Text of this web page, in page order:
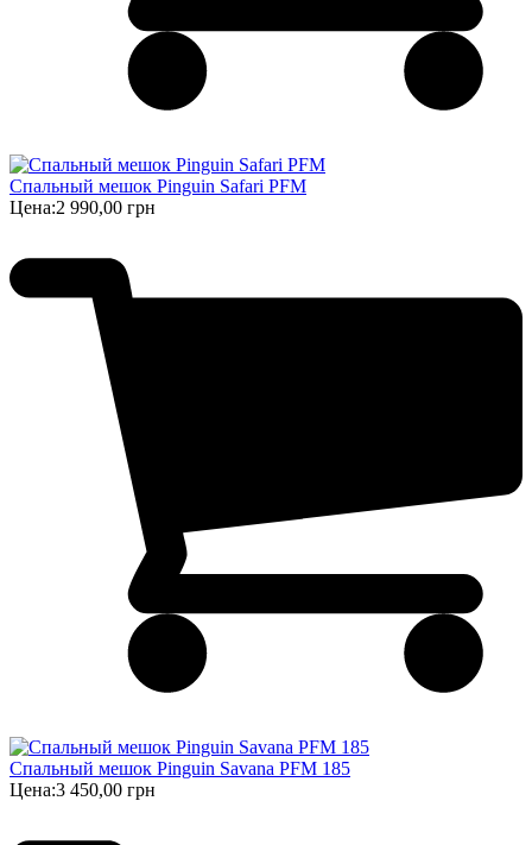
Спальный мешок Pinguin Safari PFM
Цена:2 990,00 грн
Спальный мешок Pinguin Savana PFM 185
Цена:3 450,00 грн